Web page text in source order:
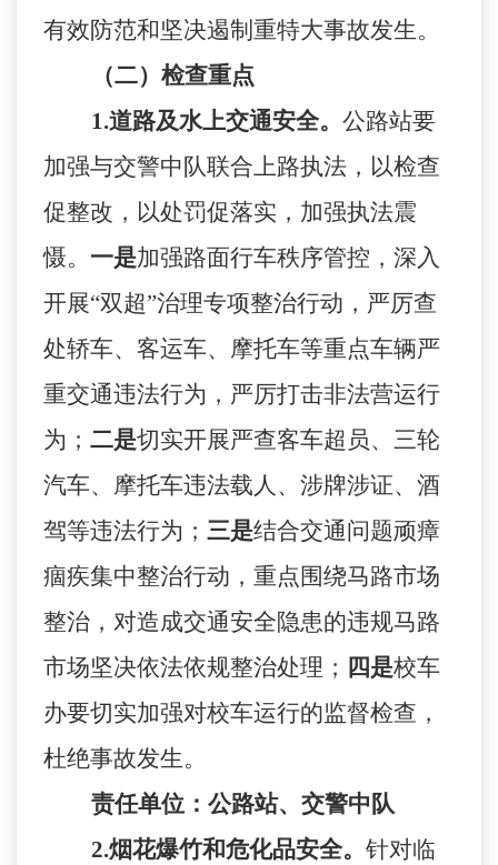
有效防范和坚决遏制重特大事故发生。
（二）检查重点
1.道路及水上交通安全。 公路站要
加强与交警中队联合上路执法，以检查
促整改，以处罚促落实，加强执法震
慑。 一是加强路面行车秩序管控，深入
开展“双超”治理专项整治行动，严厉查
处轿车、客运车、摩托车等重点车辆严
重交通违法行为，严厉打击非法营运行
为； 二是切实开展严查客车超员、三轮
汽车、摩托车违法载人、涉牌涉证、酒
驾等违法行为； 三是结合交通问题顽瘴
痼疾集中整治行动，重点围绕马路市场
整治，对造成交通安全隐患的违规马路
市场坚决依法依规整治处理； 四是校车
办要切实加强对校车运行的监督检查，
杜绝事故发生。
责任单位：公路站、交警中队
2.烟花爆竹和危化品安全。 针对临